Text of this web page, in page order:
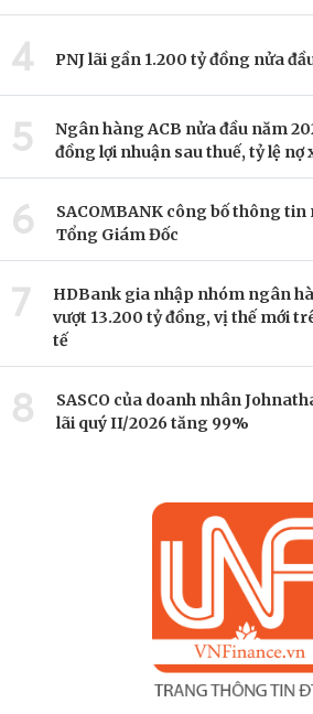
4 PNJ lãi gần 1.200 tỷ đồng nửa
5
Ngân hàng ACB nửa đầu năm
đồng lợi nhuận sau thuế, tỷ lệ
6
SACOMBANK công bố thông
Tổng Giám Đốc
7
HDBank gia nhập nhóm ngân
vượt 13.200 tỷ đồng, vị thế mới
tế
8
SASCO của doanh nhân
lãi quý II/2026 tăng 99%